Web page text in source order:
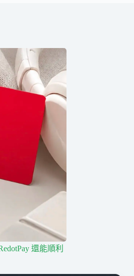
還能順利